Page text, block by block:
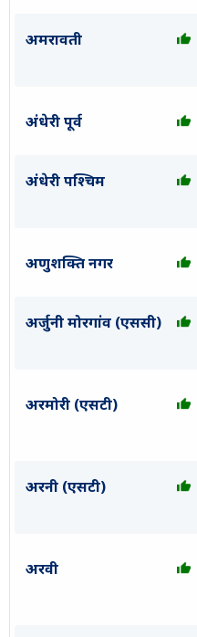
अमरावती
अंधेरी पूर्व
अंधेरी पश्चिम
अणुशक्ति नगर
अर्जुनी मोरगांव (एससी)
अरमोरी (एसटी)
अरनी (एसटी)
अरवी